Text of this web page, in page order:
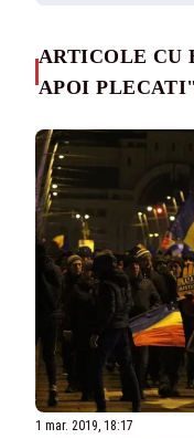
ARTICOLE CU
APOI PLECATI"
1 mar. 2019, 18:17